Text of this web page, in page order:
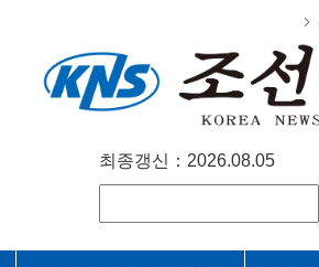
최종갱신：2026.08.05